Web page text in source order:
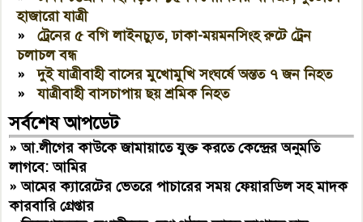
হাজারো যাত্রী
»ট্রেনের ৫ বগি লাইনচ্যুত, ঢাকা-ময়মনসিংহ রুটে ট্রেন
চলাচল বন্ধ
»দুই যাত্রীবাহী বাসের মুখোমুখি সংঘর্ষে অন্তত ৭ জন নিহত
»যাত্রীবাহী বাসচাপায় ছয় শ্রমিক নিহত
সর্বশেষ আপডেট
»আ.লীগের কাউকে জামায়াতে যুক্ত করতে কেন্দ্রের অনুমতি
লাগবে: আমির
»আমের ক্যারেটের ভেতরে পাচারের সময় ফেয়ারডিল সহ মাদক
কারবারি গ্রেপ্তার